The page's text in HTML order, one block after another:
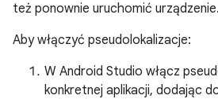
też ponownie uruchomić urządzenie.
Aby włączyć pseudolokalizacje:
W Android Studio włącz
konkretnej aplikacji, dodając